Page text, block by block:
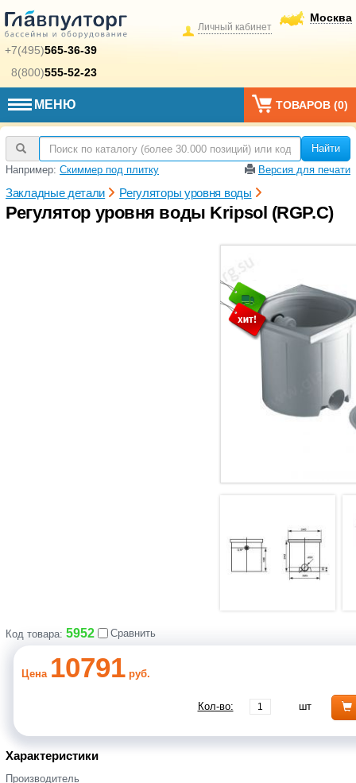
+7(495)565-36-39
8(800)555-52-23
Москва
Личный кабинет
МЕНЮ ТОВАРОВ (0)
Найти
Например: Скиммер под плитку Версия для печати
Закладные детали Регуляторы уровня воды
Регулятор уровня воды Kripsol (RGP.С)
Код товара: 5952 Сравнить
Цена 10791 руб.
Кол-во: шт
Характеристики
Производитель